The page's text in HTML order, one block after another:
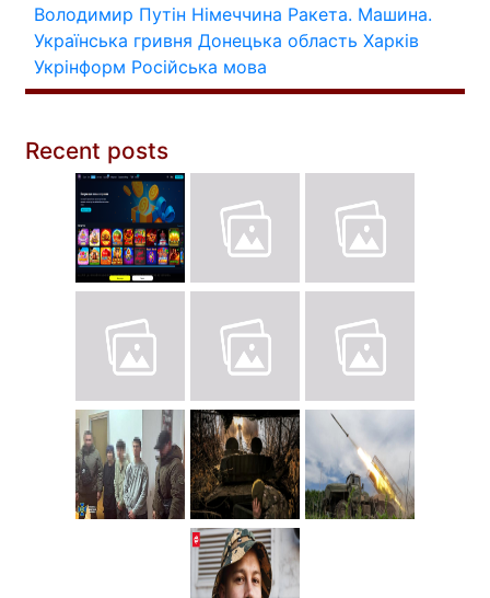
Володимир Путін Німеччина Ракета. Машина.
Українська гривня Донецька область Харків
Укрінформ Російська мова
Recent posts